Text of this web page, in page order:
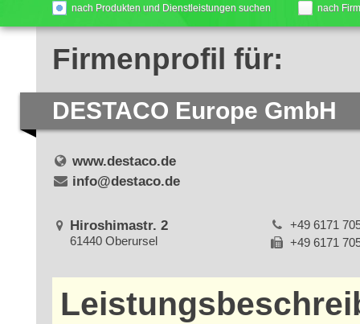
nach Produkten und Dienstleistungen suchen nach
Firmenprofil für:
DESTACO Europe GmbH
www.destaco.de
info@destaco.de
Hiroshimastr. 2
61440 Oberursel
+49 6171
+49 6171